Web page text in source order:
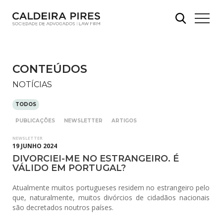
CONTEÚDOS
NOTÍCIAS
TODOS
PUBLICAÇÕES NEWSLETTER ARTIGOS
NEWSLETTER
19 JUNHO 2024
DIVORCIEI-ME NO ESTRANGEIRO. É
VÁLIDO EM PORTUGAL?
Atualmente muitos portugueses residem no estrangeiro pelo
que, naturalmente, muitos divórcios de cidadãos nacionais
são decretados noutros países.